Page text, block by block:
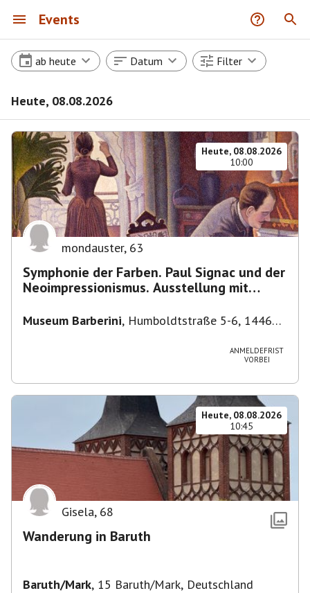
Events
ab heute Datum Filter
Heute, 08.08.2026
Heute, 08.08.2026
10:00
mondauster, 63
Symphonie der Farben. Paul Signac und der
Neoimpressionismus. Ausstellung mit
Museum Barberini, Humboldtstraße 5-6, 14467
ANMELDEFRIST
VORBEI
Heute, 08.08.2026
10:45
Gisela, 68
Wanderung in Baruth
Baruth/Mark, 15 Baruth/Mark, Deutschland